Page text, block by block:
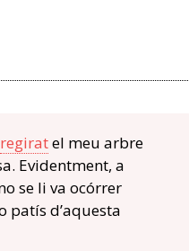
regiratel meu arbre
Evidentment, a
se li va ocórrer
patís d’aquesta